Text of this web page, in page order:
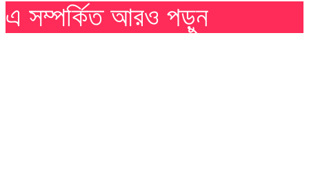
এ সম্পর্কিত আরও পড়ুন